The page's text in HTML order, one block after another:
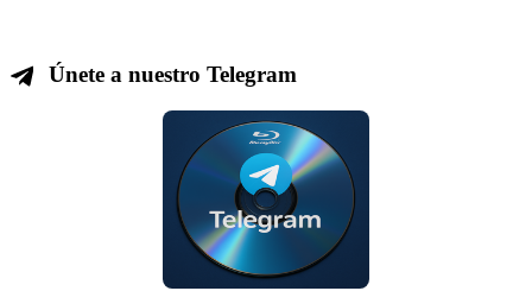
Únete a nuestro Telegram